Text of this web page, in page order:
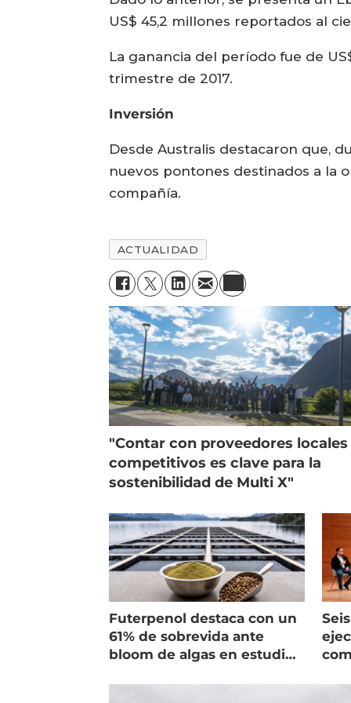
US$ 45,2 millones reportados al
La ganancia del período fue de
trimestre de 2017.
Inversión
Desde Australis destacaron que,
nuevos pontones destinados a la
compañía.
ACTUALIDAD
"Contar con proveedores locales
competitivos es clave para la
sostenibilidad de Multi X"
Futerpenol destaca con un
61% de sobrevida ante
bloom de algas en estudio